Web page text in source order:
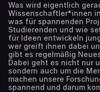
Was wird eigentlich
Wissenschaftler*innen
was für spannenden
Studierenden und wie
für Ideen entwickeln
wer greift ihnen dabei
gibt es regelmäßig
Dabei geht es nicht nur
sondern auch um die
machen unsere
spannend und darum